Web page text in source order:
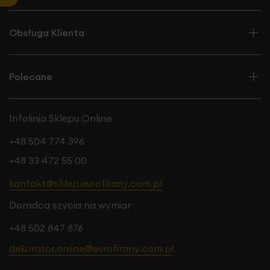
Obsługa Klienta
Polecane
Infolinia Sklepu Online
+48 504 774 396
+48 33 472 55 00
kontakt@sklep.eurofirany.com.pl
Doradca szycia na wymiar
+48 502 847 876
dekorator.online@eurofirany.com.pl